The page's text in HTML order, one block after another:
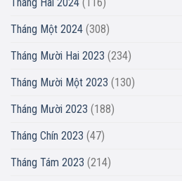
Tháng Một 2024 (308)
Tháng Mười Hai 2023 (234)
Tháng Mười Một 2023 (130)
Tháng Mười 2023 (188)
Tháng Chín 2023 (47)
Tháng Tám 2023 (214)